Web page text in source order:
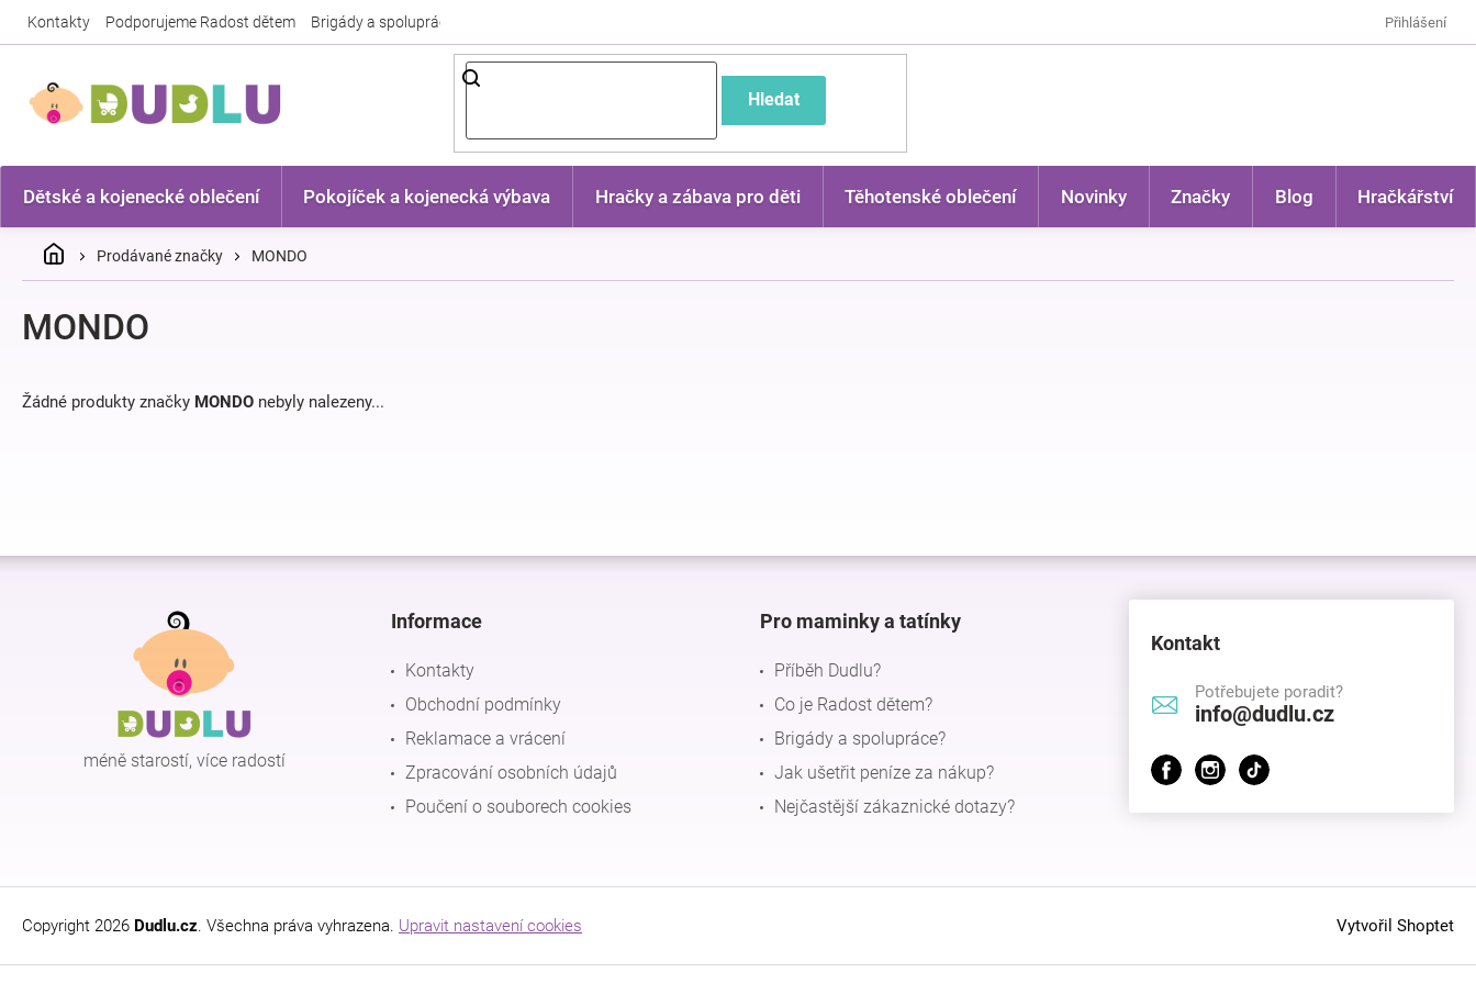
Kontakty Podporujeme Radost dětem Brigády a spolupráce Přihlášení
Hledat
Dětské a kojenecké oblečení Pokojíček a kojenecká výbava Hračky a zábava pro děti Těhotenské oblečení Novinky Značky Blog Hračkářství
DomůProdávané značky MONDO
MONDO
Žádné produkty značky MONDO nebyly nalezeny...
Z
méně starostí, více radostí
Informace
Kontakty
Obchodní podmínky
Reklamace a vrácení
Zpracování osobních údajů
Poučení o souborech cookies
Pro maminky a tatínky
Příběh Dudlu?
Co je Radost dětem?
Brigády a spolupráce?
Jak ušetřit peníze za nákup?
Nejčastější zákaznické dotazy?
Kontakt
Potřebujete poradit?
info@dudlu.cz
Vytvořil Shoptet
Copyright 2026 Dudlu.cz. Všechna práva vyhrazena. Upravit nastavení cookies